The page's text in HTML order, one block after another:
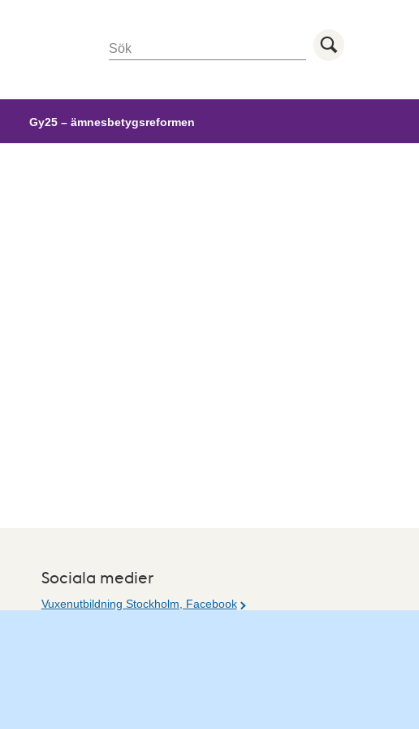
Sök
Gy25 – ämnesbetygsreformen
Sociala medier
Vuxenutbildning Stockholm, Facebook